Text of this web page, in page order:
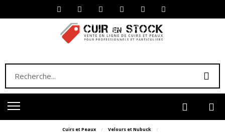
Cuirs et Peaux Velours et Nubuck